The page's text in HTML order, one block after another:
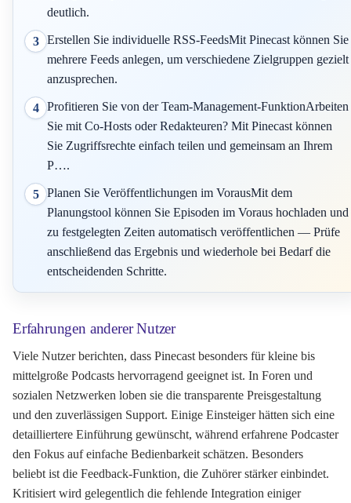
deutlich.
3
Erstellen Sie individuelle RSS-FeedsMit Pinecast können Sie
mehrere Feeds anlegen, um verschiedene Zielgruppen gezielt
anzusprechen.
4
Profitieren Sie von der Team-Management-FunktionArbeiten
Sie mit Co-Hosts oder Redakteuren? Mit Pinecast können
Sie Zugriffsrechte einfach teilen und gemeinsam an Ihrem
P….
5
Planen Sie Veröffentlichungen im VorausMit dem
Planungstool können Sie Episoden im Voraus hochladen und
zu festgelegten Zeiten automatisch veröffentlichen — Prüfe
anschließend das Ergebnis und wiederhole bei Bedarf die
entscheidenden Schritte.
Erfahrungen anderer Nutzer
Viele Nutzer berichten, dass Pinecast besonders für kleine bis
mittelgroße Podcasts hervorragend geeignet ist. In Foren und
sozialen Netzwerken loben sie die transparente Preisgestaltung
und den zuverlässigen Support. Einige Einsteiger hätten sich eine
detailliertere Einführung gewünscht, während erfahrene Podcaster
den Fokus auf einfache Bedienbarkeit schätzen. Besonders
beliebt ist die Feedback-Funktion, die Zuhörer stärker einbindet.
Kritisiert wird gelegentlich die fehlende Integration einiger